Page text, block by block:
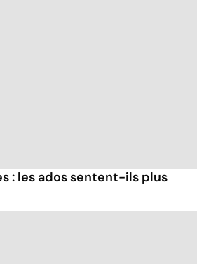
: les ados sentent-ils plus